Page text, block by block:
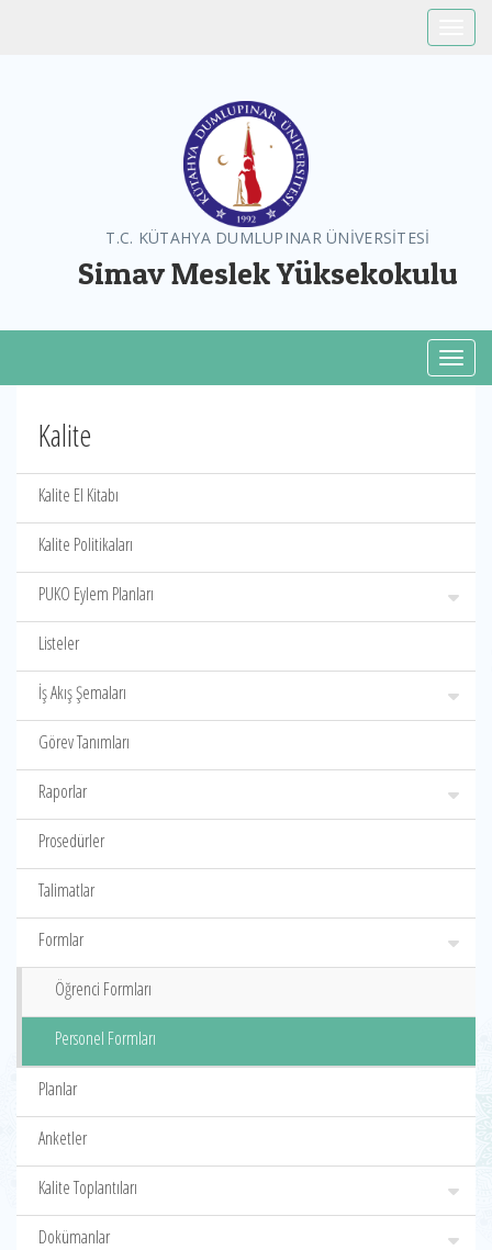
T.C. KÜTAHYA DUMLUPINAR ÜNİVERSİTESİ
Simav Meslek Yüksekokulu
Kalite
Kalite El Kitabı
Kalite Politikaları
PUKO Eylem Planları
Listeler
İş Akış Şemaları
Görev Tanımları
Raporlar
Prosedürler
Talimatlar
Formlar
Öğrenci Formları
Personel Formları
Planlar
Anketler
Kalite Toplantıları
Dokümanlar